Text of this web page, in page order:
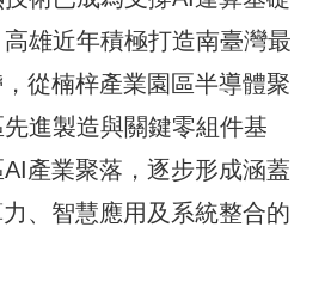
雄近年積極打造南臺灣最
從楠梓產業園區半導體聚
進製造與關鍵零組件基
產業聚落，逐步形成涵蓋
、智慧應用及系統整合的